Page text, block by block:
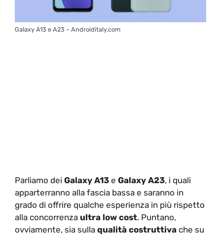
Galaxy A13 e A23 – Androiditaly.com
Parliamo dei Galaxy A13 e Galaxy A23, i quali
apparterranno alla fascia bassa e saranno in
grado di offrire qualche esperienza in più rispetto
alla concorrenza ultra low cost. Puntano,
ovviamente, sia sulla qualità costruttiva che su